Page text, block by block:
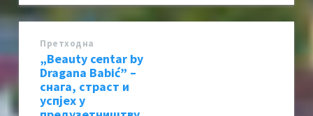
Претходна
„Beauty centar by
Dragana Babić” –
снага, страст и
успјех у